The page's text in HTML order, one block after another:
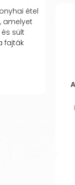
étel
amelyet
sült
fajták